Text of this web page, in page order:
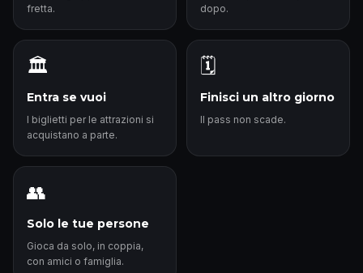
fretta.
dopo.
🏛️
Entra se vuoi
I biglietti per le attrazioni si
acquistano a parte.
🗓️
Finisci un altro giorno
Il pass non scade.
👥
Solo le tue persone
Gioca da solo, in coppia,
con amici o famiglia.